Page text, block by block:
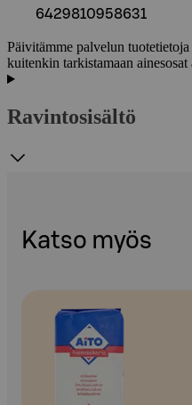
6429810958631
Päivitämme palvelun
kuitenkin tarkistamaan
Ravintosisältö
Katso myös